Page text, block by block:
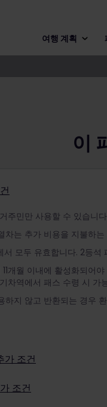
여행 계획
이
주민만 사용할 수 있습니
차는 추가 비용을 지불하
서 모두 유효합니다. 2등
개월 이내에 활성화되어
차역에서 패스 수령 시 가
하지 않고 반환되는 경우
가 조건
를 통해 구매하신 유레
조건